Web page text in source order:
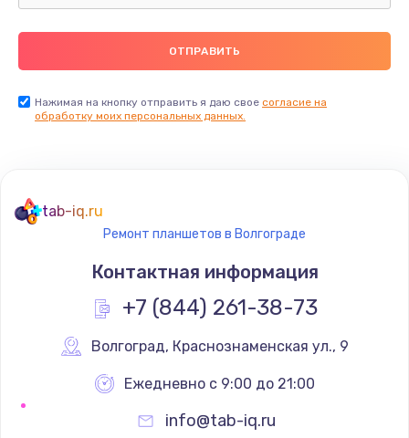
Заказать
2045 руб.
1090 руб.
Заказать
Замена видеочипа
Настройка BIOS
Нажимая на кнопку отправить я даю свое согласие на
обработку моих персональных данных.
tab-iq.ru
Ремонт планшетов в Волгограде
Контактная информация
+7 (844) 261-38-73
Волгоград, Краснознаменская ул., 9
Ежедневно с 9:00 до 21:00
info@tab-iq.ru